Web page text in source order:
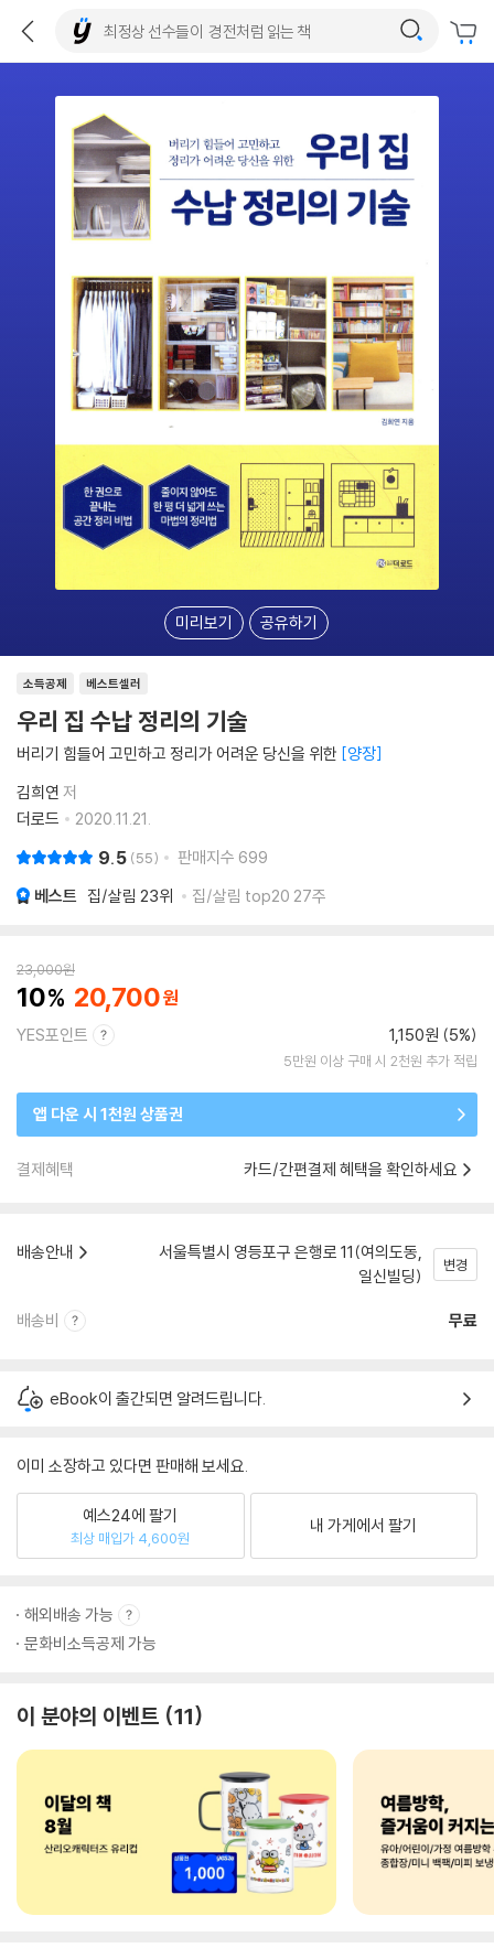
미리보기 공유하기
소득공제 베스트셀러
우리 집 수납 정리의 기술
버리기 힘들어 고민하고 정리가 어려운 당신을 위한 양장
김희연 저
더로드
2020.11.21.
9.5 55 판매지수 699
베스트 집/살림 23위 집/살림 top20 27주
23,000원
10 20,700
YES포인트 1,150원 (5%)
5만원 이상 구매 시 2천원 추가 적립
앱 다운 시 1천원 상품권
결제혜택 카드/간편결제 혜택을 확인하세요
배송안내
서울특별시 영등포구 은행로 11(여의도동,
일신빌딩)
변경
배송비 무료
eBook이 출간되면 알려드립니다.
이미 소장하고 있다면 판매해 보세요.
예스24에 팔기
최상 매입가 4,600원
내 가게에서 팔기
해외배송 가능
문화비소득공제 가능
이 분야의 이벤트 11